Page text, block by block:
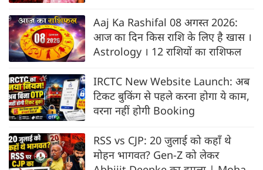
Aaj Ka Rashifal 08 अगस्त 2026:
आज का दिन किस राशि के लिए है खास ।
Astrology । 12 राशियों का राशिफल
IRCTC New Website Launch: अब
टिकट बुकिंग से पहले करना होगा ये काम,
वरना नहीं होगी Booking
RSS vs CJP: 20 जुलाई को कहाँ थे
मोहन भागवत? Gen-Z को लेकर